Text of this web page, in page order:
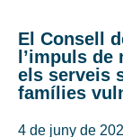
El Consell
l’impuls de
els serveis
famílies
4 de juny de